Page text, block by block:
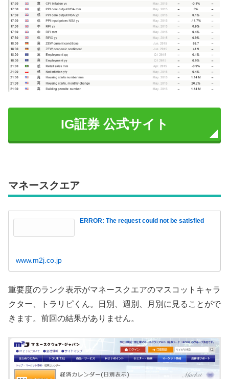
IG証券 公式サイト
マネースクエア
ERROR: The request could not be satisfied
www.m2j.co.jp
重要度のランク表示がマネースクエアのマスコットキャラ
クター、トラリピくん。日別、週別、月別に見ることがで
きます。前回の結果がありません。